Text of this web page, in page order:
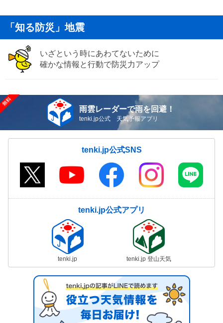
「知る防災」地震
いざという時にあわてないために
確かな情報と行動で防災力アップ
雨雲レーダーで雨を回避！
tenki.jp公式 天気予報アプリ
tenki.jp公式SNS
tenki.jp公式アプリ
tenki.jp tenki.jp 登山天気